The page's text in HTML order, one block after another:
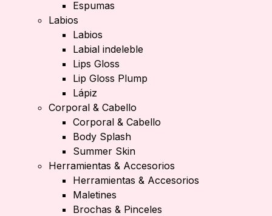
Espumas
Labios
Labios
Labial indeleble
Lips Gloss
Lip Gloss Plump
Lápiz
Corporal & Cabello
Corporal & Cabello
Body Splash
Summer Skin
Herramientas & Accesorios
Herramientas & Accesorios
Maletines
Brochas & Pinceles